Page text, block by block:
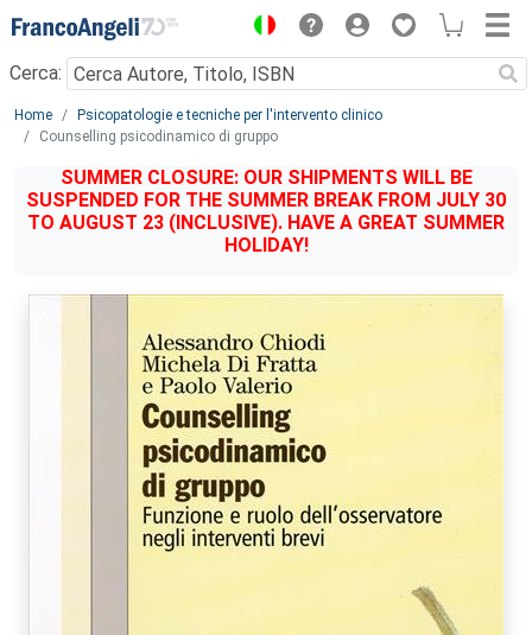
Menu
Cerca:
Main content
Home
Psicopatologie e tecniche per l'intervento clinico
Counselling psicodinamico di gruppo
SUMMER CLOSURE: OUR SHIPMENTS WILL BE
SUSPENDED FOR THE SUMMER BREAK FROM JULY 30
TO AUGUST 23 (INCLUSIVE). HAVE A GREAT SUMMER
HOLIDAY!